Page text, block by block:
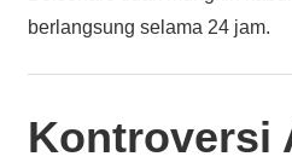
berlangsung selama 24 jam.
Kontroversi